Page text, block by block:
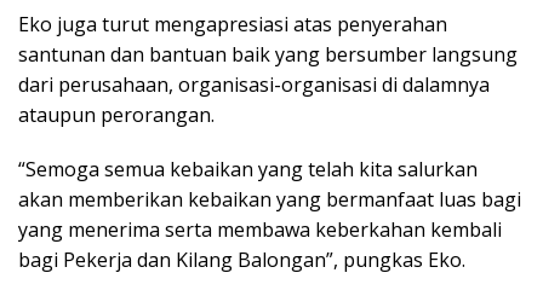
Eko juga turut mengapresiasi atas penyerahan
santunan dan bantuan baik yang bersumber langsung
dari perusahaan, organisasi-organisasi di dalamnya
ataupun perorangan.
“Semoga semua kebaikan yang telah kita salurkan
akan memberikan kebaikan yang bermanfaat luas bagi
yang menerima serta membawa keberkahan kembali
bagi Pekerja dan Kilang Balongan”, pungkas Eko.